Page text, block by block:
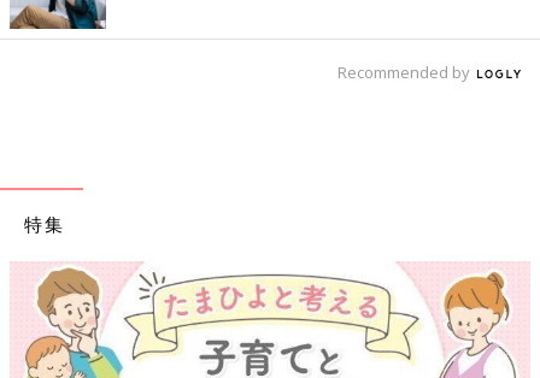
額を超えた場合に受給できます。妊娠悪阻や切迫流産や切迫早
産、帝王切開などを始め、妊娠中や出産・産後のトラブルで長期
入院になった場合は、対象になるかどうか確かめましょう。
ます。マイナ保険証を使う場合は、自動的に事前認定になりま
す。
○事前認定
入院するとき、または入院予定日の前に健康保険の窓口（国民健
康保険の人は役所）で申請書をもらい、記入後、健康保険か役所
Recommended by
特集